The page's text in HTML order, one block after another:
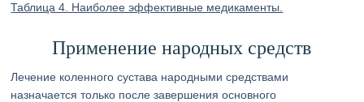
Таблица 4. Наиболее эффективные медикаменты.
Применение народных средств
Лечение коленного сустава народными средствами
назначается только после завершения основного